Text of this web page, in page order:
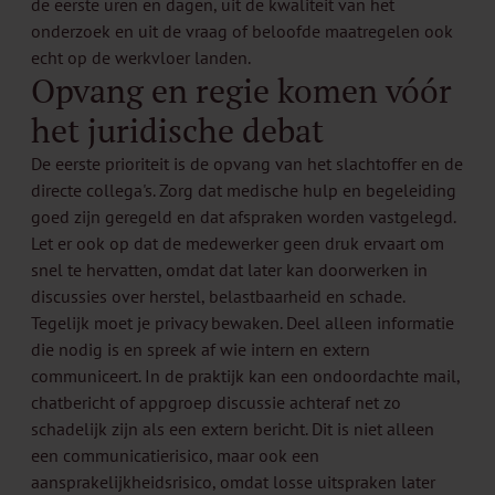
onderzoek en uit de vraag of beloofde maatregelen ook
echt op de werkvloer landen.
Opvang en regie komen vóór
het juridische debat
De eerste prioriteit is de opvang van het slachtoffer en de
directe collega's. Zorg dat medische hulp en begeleiding
goed zijn geregeld en dat afspraken worden vastgelegd.
Let er ook op dat de medewerker geen druk ervaart om
snel te hervatten, omdat dat later kan doorwerken in
discussies over herstel, belastbaarheid en schade.
Tegelijk moet je privacy bewaken. Deel alleen informatie
die nodig is en spreek af wie intern en extern
communiceert. In de praktijk kan een ondoordachte mail,
chatbericht of appgroep discussie achteraf net zo
schadelijk zijn als een extern bericht. Dit is niet alleen
een communicatierisico, maar ook een
aansprakelijkheidsrisico, omdat losse uitspraken later